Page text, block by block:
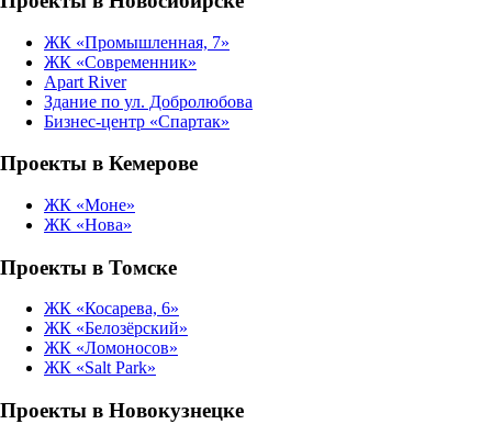
ЖК «Промышленная, 7»
ЖК «Современник»
Apart River
Здание по ул. Добролюбова
Бизнес-центр «Спартак»
Проекты в Кемерове
ЖК «Моне»
ЖК «Нова»
Проекты в Томске
ЖК «Косарева, 6»
ЖК «Белозёрский»
ЖК «Ломоносов»
ЖК «Salt Park»
Проекты в Новокузнецке